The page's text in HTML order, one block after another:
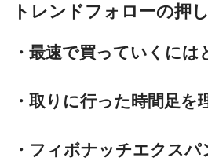
トレンドフォローの押
・最速で買っていくには
・取りに行った時間足を
・フィボナッチエクス